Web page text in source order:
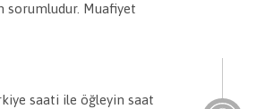
sorumludur. Muafiyet
saati ile öğleyin saat